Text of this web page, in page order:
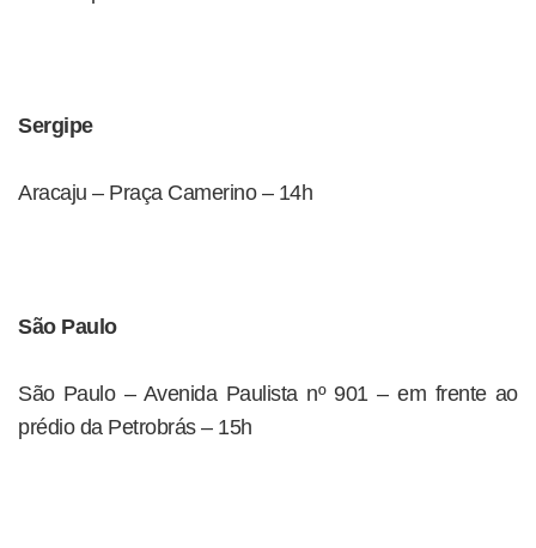
Sergipe
Aracaju – Praça Camerino – 14h
São Paulo
São Paulo – Avenida Paulista nº 901 – em frente ao
prédio da Petrobrás – 15h